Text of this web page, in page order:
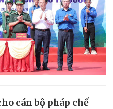
cán bộ pháp chế